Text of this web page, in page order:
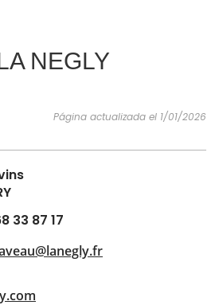
HACER
INSPIRACIONES
NEGLY
Página actualizada el 1/01/2026
33 87 17